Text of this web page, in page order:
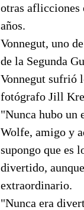
otras aflicciones
años.
Vonnegut, uno
de la Segunda
Vonnegut sufrió
fotógrafo Jill
"Nunca hubo un
Wolfe, amigo y
supongo que es
divertido,
extraordinario.
"Nunca era